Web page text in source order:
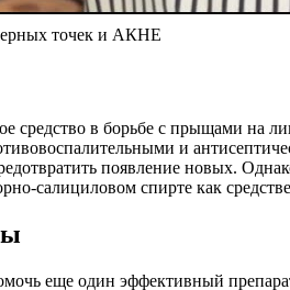
точек и АКНЕ
средство в борьбе с прыщами на
и
появление новых.
салициловом спирте как
еще один эффективный